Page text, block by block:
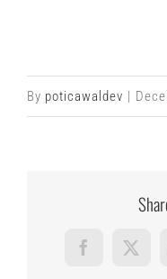
By poticawaldev |
Facebook
X